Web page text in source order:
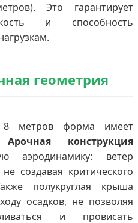
Это гарантирует
и способность
геометрия
метров форма имеет
Арочная конструкция
аэродинамику: ветер
создавая критического
полукруглая крыша
осадков, не позволяя
и провисать